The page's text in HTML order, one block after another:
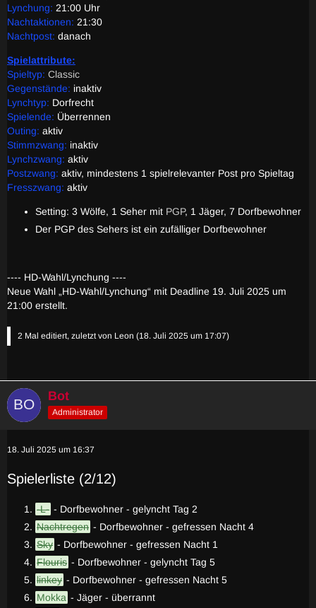
Lynchung: 21:00 Uhr
Nachtaktionen: 21:30
Nachtpost: danach
Spielattribute:
Spieltyp: Classic
Gegenstände: inaktiv
Lynchtyp: Dorfrecht
Spielende: Überrennen
Outing: aktiv
Stimmzwang: inaktiv
Lynchzwang: aktiv
Postzwang: aktiv, mindestens 1 spielrelevanter Post pro Spieltag
Fresszwang: aktiv
Setting: 3 Wölfe, 1 Seher mit PGP, 1 Jäger, 7 Dorfbewohner
Der PGP des Sehers ist ein zufälliger Dorfbewohner
---- HD-Wahl/Lynchung ----
Neue Wahl „HD-Wahl/Lynchung“ mit Deadline 19. Juli 2025 um
21:00 erstellt.
2 Mal editiert, zuletzt von Leon (18. Juli 2025 um 17:07)
Bot
Administrator
18. Juli 2025 um 16:37
Spielerliste (2/12)
-L- - Dorfbewohner - gelyncht Tag 2
Nachtregen - Dorfbewohner - gefressen Nacht 4
Sky - Dorfbewohner - gefressen Nacht 1
Flouris - Dorfbewohner - gelyncht Tag 5
linkey - Dorfbewohner - gefressen Nacht 5
Mokka - Jäger - überrannt